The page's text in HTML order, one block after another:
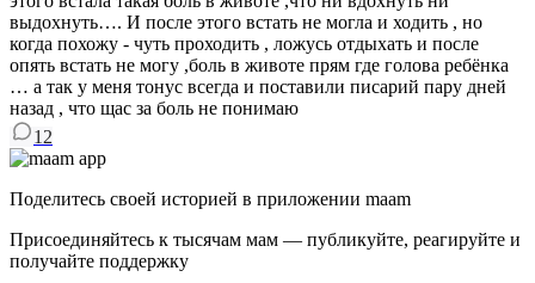
выдохнуть…. И после этого встать не могла и ходить , но
когда похожу - чуть проходить , ложусь отдыхать и после
опять встать не могу ,боль в животе прям где голова ребёнка
… а так у меня тонус всегда и поставили писарий пару дней
назад , что щас за боль не понимаю
12
Поделитесь своей историей в приложении maam
Присоединяйтесь к тысячам мам — публикуйте, реагируйте и
получайте поддержку